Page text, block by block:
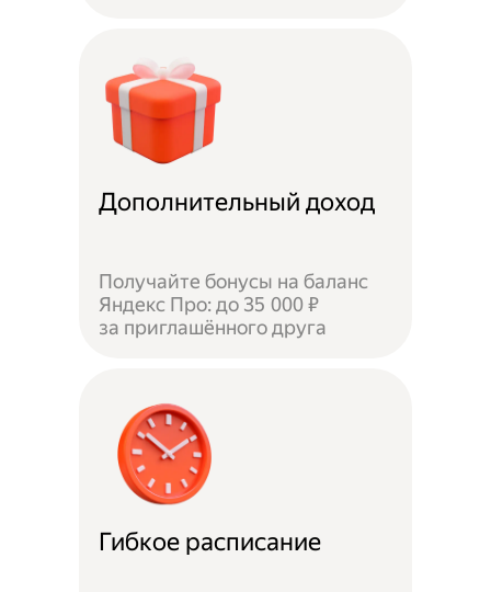
Дополнительный доход
Получайте бонусы на баланс
Яндекс Про: до 35 000 ₽
за приглашённого друга
Гибкое расписание